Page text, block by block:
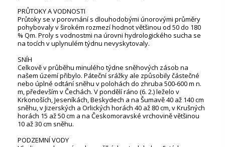
PRŮTOKY A VODNOSTI
Průtoky se v porovnání s dlouhodobými únorovými průměry
pohybovaly v širokém rozmezí hodnot většinou od 50 do 180
% Qm. Profily s vodnostmi na úrovni hydrologického sucha se
na tocích v uplynulém týdnu nevyskytovaly.
SNÍH
Celkově v průběhu minulého týdne sněhových zásob na
našem území přibylo. Páteční srážky ale způsobily částečné
nebo úplné odtání sněhu v polohách do zhruba 500-600 m n.
m, především v Čechách. V pondělí ráno (6. 2.) leželo v
Krkonoších, Jeseníkách, Beskydech a na Šumavě 40 až 140 cm
sněhu, v Jizerských a Orlických horách 40 až 80 cm, v Krušných
horách 15 až 50 cm a na Českomoravské vrchovině většinou
10 až 30 cm sněhu.
PODZEMNÍ VODY